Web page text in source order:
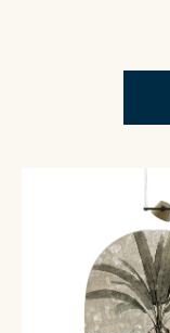
Стул Престон